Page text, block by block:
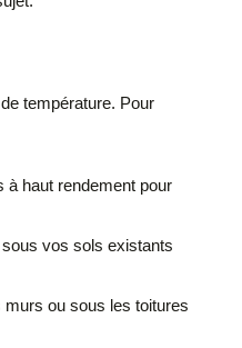
température. Pour
à haut rendement pour
vos sols existants
ou sous les toitures